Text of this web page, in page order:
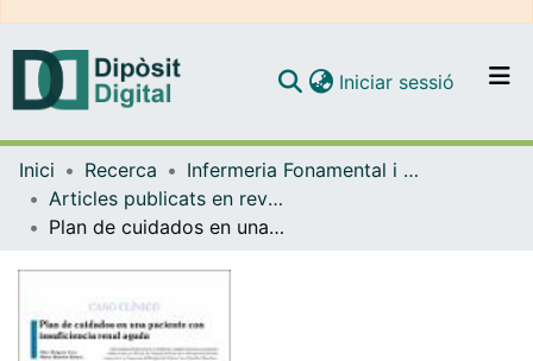
Navega per tot el DD
Iniciar sessió (current)
Inici Recerca
Infermeria Fonamental i Clínica
Articles publicats en revistes (Infermeria Fonamental i Clínica)
Plan de cuidados en una paciente con insuficiencia renal aguda. Caso Clínico